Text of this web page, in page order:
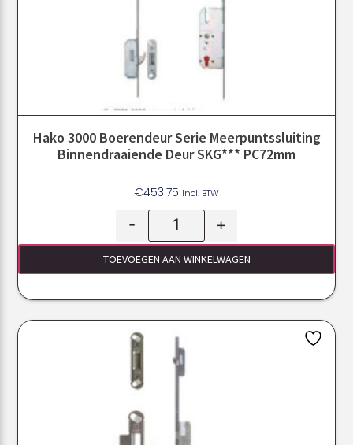
Hako 3000 Boerendeur Serie Meerpuntssluiting
Binnendraaiende Deur SKG*** PC72mm
€453.75 Incl. BTW
- +
TOEVOEGEN AAN WINKELWAGEN